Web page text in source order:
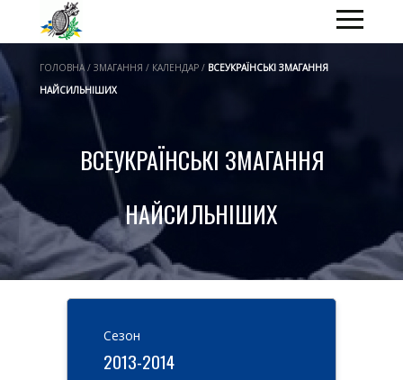
ГОЛОВНА / ЗМАГАННЯ / КАЛЕНДАР / ВСЕУКРАЇНСЬКІ ЗМАГАННЯ
НАЙСИЛЬНІШИХ
ВСЕУКРАЇНСЬКІ ЗМАГАННЯ
НАЙСИЛЬНІШИХ
Cезон
2013-2014